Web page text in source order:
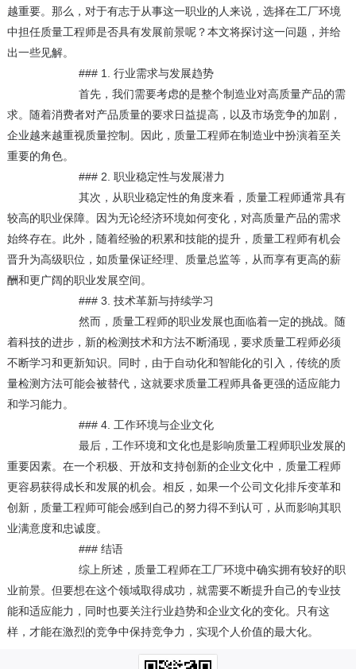
越重要。那么，对于有志于从事这一职业的人来说，选择在工厂环境
中担任质量工程师是否具有发展前景呢？本文将探讨这一问题，并给
出一些见解。
### 1. 行业需求与发展趋势
首先，我们需要考虑的是整个制造业对高质量产品的需
求。随着消费者对产品质量的要求日益提高，以及市场竞争的加剧，
企业越来越重视质量控制。因此，质量工程师在制造业中扮演着至关
重要的角色。
### 2. 职业稳定性与发展潜力
其次，从职业稳定性的角度来看，质量工程师通常具有
较高的职业保障。因为无论经济环境如何变化，对高质量产品的需求
始终存在。此外，随着经验的积累和技能的提升，质量工程师有机会
晋升为高级职位，如质量保证经理、质量总监等，从而享有更高的薪
酬和更广阔的职业发展空间。
### 3. 技术革新与持续学习
然而，质量工程师的职业发展也面临着一定的挑战。随
着科技的进步，新的检测技术和方法不断涌现，要求质量工程师必须
不断学习和更新知识。同时，由于自动化和智能化的引入，传统的质
量检测方法可能会被替代，这就要求质量工程师具备更强的适应能力
和学习能力。
### 4. 工作环境与企业文化
最后，工作环境和文化也是影响质量工程师职业发展的
重要因素。在一个积极、开放和支持创新的企业文化中，质量工程师
更容易获得成长和发展的机会。相反，如果一个公司文化排斥变革和
创新，质量工程师可能会感到自己的努力得不到认可，从而影响其职
业满意度和忠诚度。
### 结语
综上所述，质量工程师在工厂环境中确实拥有较好的职
业前景。但要想在这个领域取得成功，就需要不断提升自己的专业技
能和适应能力，同时也要关注行业趋势和企业文化的变化。只有这
样，才能在激烈的竞争中保持竞争力，实现个人价值的最大化。